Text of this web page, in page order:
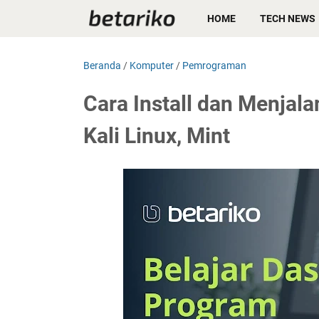
HOME TECH NEWS
Beranda / Komputer / Pemrograman
Cara Install dan
Kali Linux, Mint